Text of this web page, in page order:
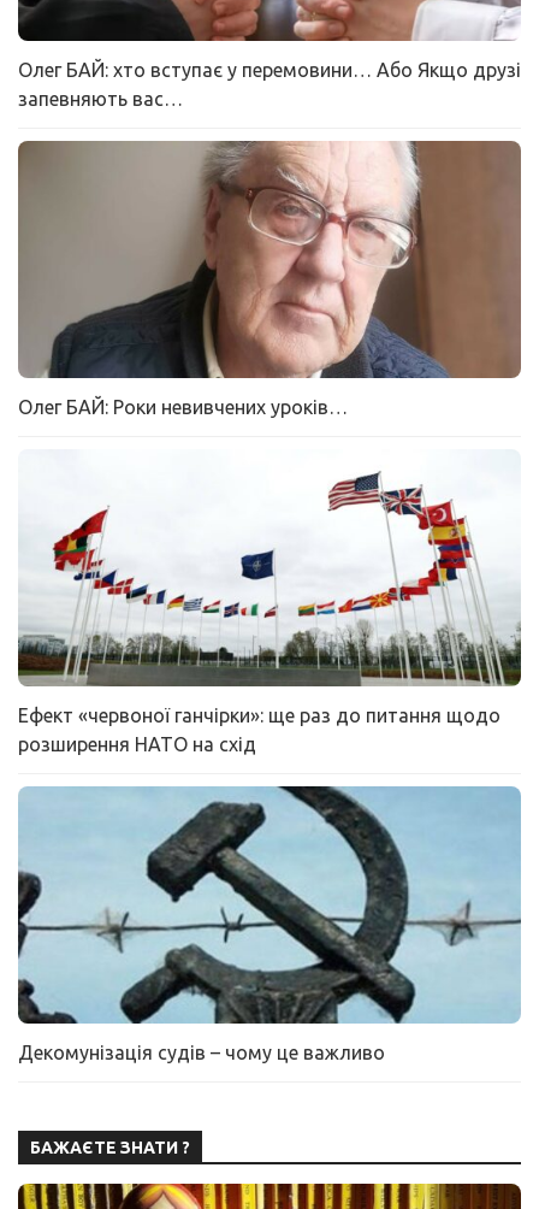
Олег БАЙ: хто вступає у перемовини… Або Якщо друзі
запевняють вас…
Олег БАЙ: Роки невивчених уроків…
Ефект «червоної ганчірки»: ще раз до питання щодо
розширення НАТО на схід
Декомунізація судів – чому це важливо
БАЖАЄТЕ ЗНАТИ ?